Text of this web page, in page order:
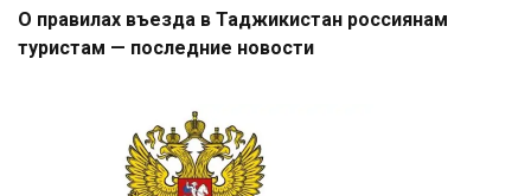
О правилах въезда в Таджикистан россиянам
туристам — последние новости